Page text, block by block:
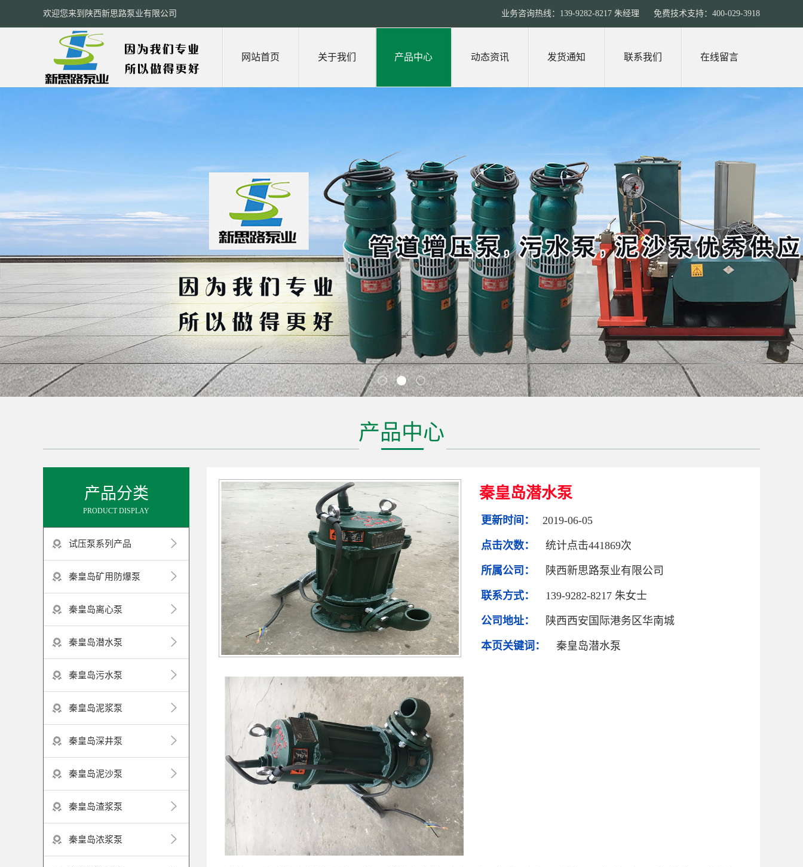
欢迎您来到陕西新思路泵业有限公司 业务咨询热线：139-9282-8217 朱经理 免费技术支持：400-029-3918
网站首页 关于我们 产品中心 动态资讯 发货通知 联系我们 在线留言
产品中心
产品分类
PRODUCT DISPLAY
试压泵系列产品
秦皇岛矿用防爆泵
秦皇岛离心泵
秦皇岛潜水泵
秦皇岛污水泵
秦皇岛泥浆泵
秦皇岛深井泵
秦皇岛泥沙泵
秦皇岛渣浆泵
秦皇岛浓浆泵
秦皇岛潜水泵
更新时间： 2019-06-05
点击次数： 统计点击441869次
所属公司： 陕西新思路泵业有限公司
联系方式： 139-9282-8217 朱女士
公司地址： 陕西西安国际港务区华南城
本页关键词： 秦皇岛潜水泵